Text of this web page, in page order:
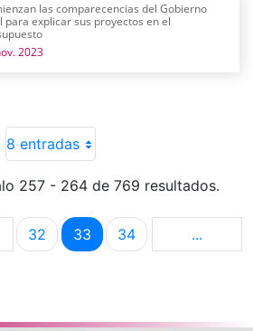
las comparecencias del Gobierno
para explicar sus proyectos en el
2023
8 entradas
257 - 264 de 769 resultados.
intermedias Use TAB para
Página
32 Página
33 Página
34 ...